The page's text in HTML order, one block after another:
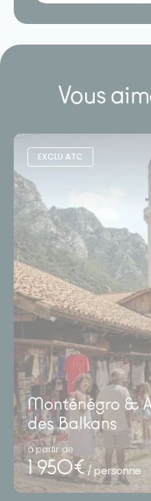
Vous
EXCLU ATC
Monténégro &
des Balkans
à partir de
1 950€ / personne